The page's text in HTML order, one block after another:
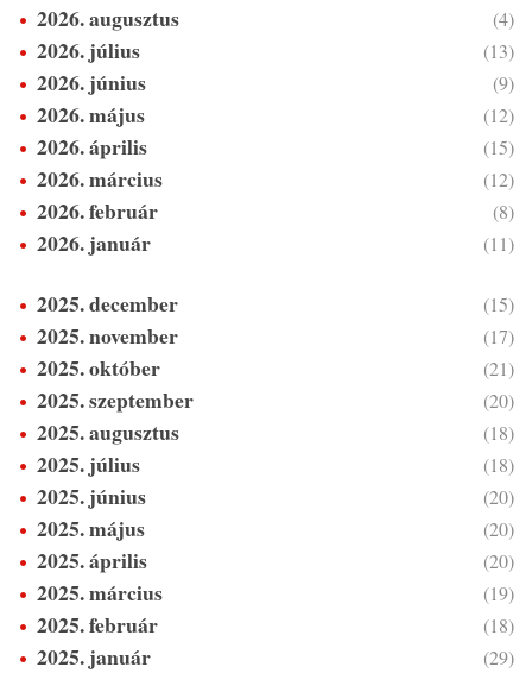
2026. augusztus (4)
2026. július (13)
2026. június (9)
2026. május (12)
2026. április (15)
2026. március (12)
2026. február (8)
2026. január (11)
2025. december (15)
2025. november (17)
2025. október (21)
2025. szeptember (20)
2025. augusztus (18)
2025. július (18)
2025. június (20)
2025. május (20)
2025. április (20)
2025. március (19)
2025. február (18)
2025. január (29)